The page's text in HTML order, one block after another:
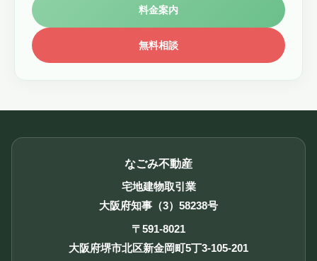
料金案内
無料相談
なごみ不動産
宅地建物取引業
大阪府知事（3）58238号
〒591-8021
大阪府堺市北区新金岡町5丁3-105-201